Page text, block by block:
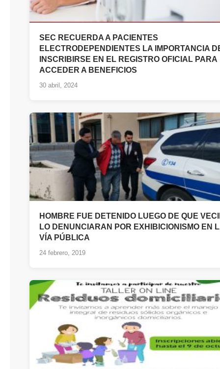
SEC RECUERDA A PACIENTES
ELECTRODEPENDIENTES LA IMPORTANCIA
INSCRIBIRSE EN EL REGISTRO OFICIAL PARA
ACCEDER A BENEFICIOS
30 abril, 2024
HOMBRE FUE DETENIDO LUEGO DE QUE
LO DENUNCIARAN POR EXHIBICIONISMO EN
VÍA PÚBLICA
24 febrero, 2019